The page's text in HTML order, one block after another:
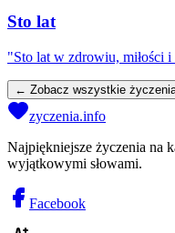
Sto lat
"Sto lat w zdrowiu, miłości i
← Zobacz wszystkie
zyczenia.info
Najpiękniejsze życzenia na
wyjątkowymi słowami.
Facebook